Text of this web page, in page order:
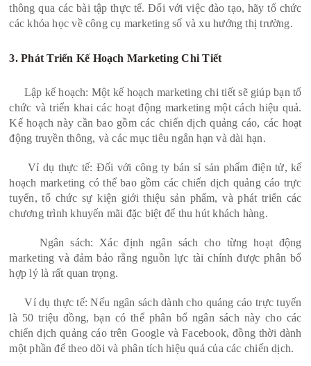
thông qua các bài tập thực tế. Đối với việc đào tạo, hãy tổ chức
các khóa học về công cụ marketing số và xu hướng thị trường.
3. Phát Triển Kế Hoạch Marketing Chi Tiết
Lập kế hoạch: Một kế hoạch marketing chi tiết sẽ giúp bạn tổ
chức và triển khai các hoạt động marketing một cách hiệu quả.
Kế hoạch này cần bao gồm các chiến dịch quảng cáo, các hoạt
động truyền thông, và các mục tiêu ngắn hạn và dài hạn.
Ví dụ thực tế: Đối với công ty bán sỉ sản phẩm điện tử, kế
hoạch marketing có thể bao gồm các chiến dịch quảng cáo trực
tuyến, tổ chức sự kiện giới thiệu sản phẩm, và phát triển các
chương trình khuyến mãi đặc biệt để thu hút khách hàng.
Ngân sách: Xác định ngân sách cho từng hoạt động
marketing và đảm bảo rằng nguồn lực tài chính được phân bổ
hợp lý là rất quan trọng.
Ví dụ thực tế: Nếu ngân sách dành cho quảng cáo trực tuyến
là 50 triệu đồng, bạn có thể phân bổ ngân sách này cho các
chiến dịch quảng cáo trên Google và Facebook, đồng thời dành
một phần để theo dõi và phân tích hiệu quả của các chiến dịch.